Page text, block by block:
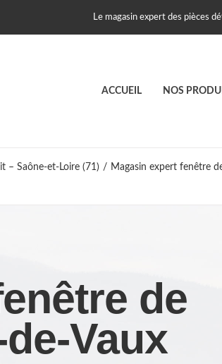
Le magasin expert des pièces
ACCUEIL NOS
– Saône-et-Loire (71) / Magasin expert fenêtre
de
Vaux